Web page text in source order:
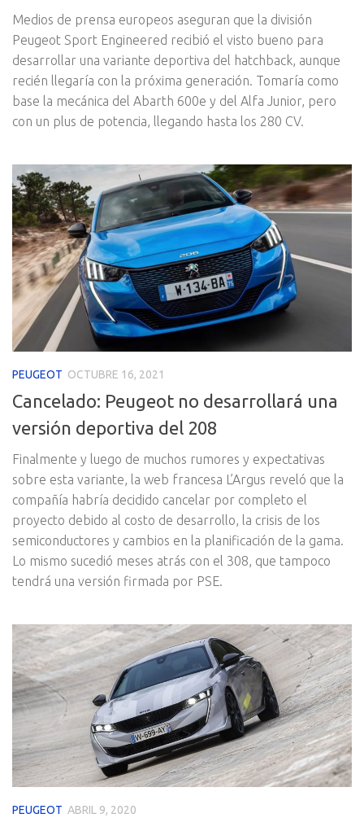
Medios de prensa europeos aseguran que la división
Peugeot Sport Engineered recibió el visto bueno para
desarrollar una variante deportiva del hatchback, aunque
recién llegaría con la próxima generación. Tomaría como
base la mecánica del Abarth 600e y del Alfa Junior, pero
con un plus de potencia, llegando hasta los 280 CV.
PEUGEOT OCTUBRE 16, 2021
Cancelado: Peugeot no desarrollará una
versión deportiva del 208
Finalmente y luego de muchos rumores y expectativas
sobre esta variante, la web francesa L’Argus reveló que la
compañía habría decidido cancelar por completo el
proyecto debido al costo de desarrollo, la crisis de los
semiconductores y cambios en la planificación de la gama.
Lo mismo sucedió meses atrás con el 308, que tampoco
tendrá una versión firmada por PSE.
PEUGEOT ABRIL 9, 2020